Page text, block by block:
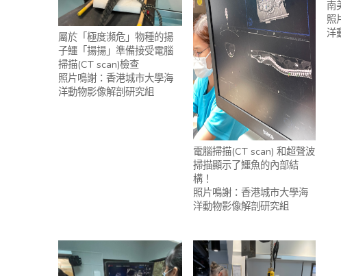
屬於「極度瀕危」物種的揚
子鱷「揚揚」準備接受電腦
掃描(CT scan)檢查
照片鳴謝：香港城市大學海
洋動物影像解剖研究組
電腦掃描(CT scan) 和超聲波
掃描顯示了鱷魚的內部結
構！
照片鳴謝：香港城市大學海
洋動物影像解剖研究組
南
照
洋